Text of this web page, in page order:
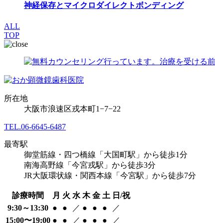
神経保存とマイクロダイレクトボンディング
ALL
TOP
所在地
大阪市浪速区戎本町1−7−22
TEL.06-6645-6487
最寄駅
御堂筋線・四つ橋線「大国町駅」から徒歩1分
南海高野線「今宮戎駅」から徒歩3分
JR大阪環状線・関西本線「今宮駅」から徒歩7分
診療時間 月 火 水 木 金 土 日/祝
9:30～13:30 ● ● ／ ● ● ●
／
15:00〜19:00 ● ● ／ ● ● ● ／